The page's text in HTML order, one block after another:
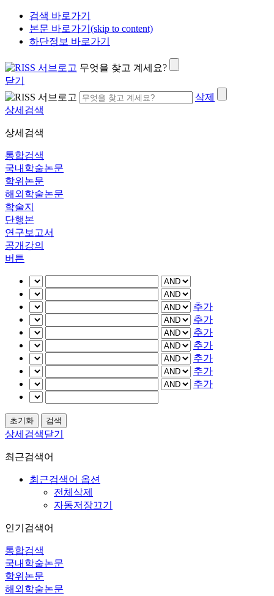
검색 바로가기
본문 바로가기(skip to content)
하단정보 바로가기
무엇을 찾고 계세요?
닫기
삭제
상세검색
상세검색
통합검색
국내학술논문
학위논문
해외학술논문
학술지
단행본
연구보고서
공개강의
버튼
추가
추가
추가
추가
추가
추가
추가
상세검색닫기
최근검색어
최근검색어 옵션
전체삭제
자동저장끄기
인기검색어
통합검색
국내학술논문
학위논문
해외학술논문